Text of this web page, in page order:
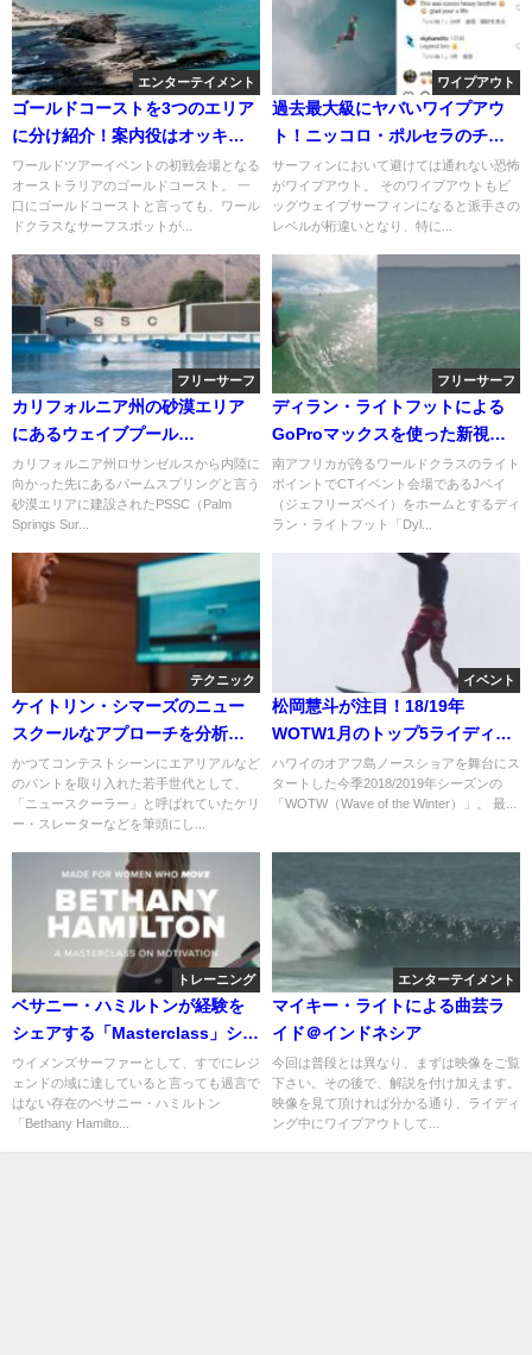
エンターテイメント
ゴールドコーストを3つのエリア
に分け紹介！案内役はオッキー
などローカルプロ
ワールドツアーイベントの初戦会場となる
オーストラリアのゴールドコースト。 一
口にゴールドコーストと言っても、ワール
ドクラスなサーフスポットが...
ワイプアウト
過去最大級にヤバいワイプアウ
ト！ニッコロ・ポルセラのチョ
ープー動画
サーフィンにおいて避けては通れない恐怖
がワイプアウト。 そのワイプアウトもビ
ッグウェイブサーフィンになると派手さの
レベルが桁違いとなり、特に...
フリーサーフ
カリフォルニア州の砂漠エリア
にあるウェイブプール
「PSSC」！波の発生周期など
カリフォルニア州ロサンゼルスから内陸に
向かった先にあるパームスプリングと言う
砂漠エリアに建設されたPSSC（Palm
Springs Sur...
フリーサーフ
ディラン・ライトフットによる
GoProマックスを使った新視点
撮影動画
南アフリカが誇るワールドクラスのライト
ポイントでCTイベント会場であるJベイ
（ジェフリーズベイ）をホームとするディ
ラン・ライトフット「Dyl...
テクニック
ケイトリン・シマーズのニュー
スクールなアプローチを分析！
ガーの解説動画
かつてコンテストシーンにエアリアルなど
のパントを取り入れた若手世代として、
「ニュースクーラー」と呼ばれていたケリ
ー・スレーターなどを筆頭にし...
イベント
松岡慧斗が注目！18/19年
WOTW1月のトップ5ライディン
グ動画が発表
ハワイのオアフ島ノースショアを舞台にス
タートした今季2018/2019年シーズンの
「WOTW（Wave of the Winter）」。 最...
トレーニング
ベサニー・ハミルトンが経験を
シェアする「Masterclass」シリ
ーズスタート
ウイメンズサーファーとして、すでにレジ
ェンドの域に達していると言っても過言で
はない存在のベサニー・ハミルトン
「Bethany Hamilto...
エンターテイメント
マイキー・ライトによる曲芸ラ
イド＠インドネシア
今回は普段とは異なり、まずは映像をご覧
下さい。その後で、解説を付け加えます。
映像を見て頂ければ分かる通り、ライディ
ング中にワイプアウトして...